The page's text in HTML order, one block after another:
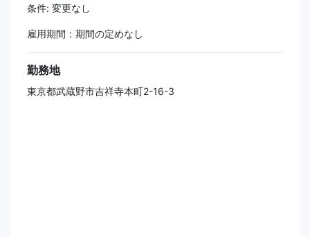
条件: 変更なし
雇用期間：期間の定めなし
勤務地
東京都武蔵野市吉祥寺本町2-16-3